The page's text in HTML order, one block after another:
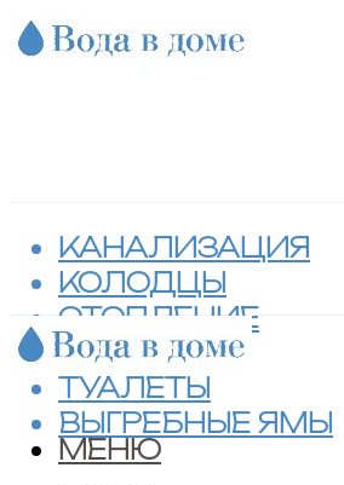
КАНАЛИЗАЦИЯ
КОЛОДЦЫ
ОТОПЛЕНИЕ
СЕПТИКИ
ТУАЛЕТЫ
ВЫГРЕБНЫЕ ЯМЫ
МЕНЮ